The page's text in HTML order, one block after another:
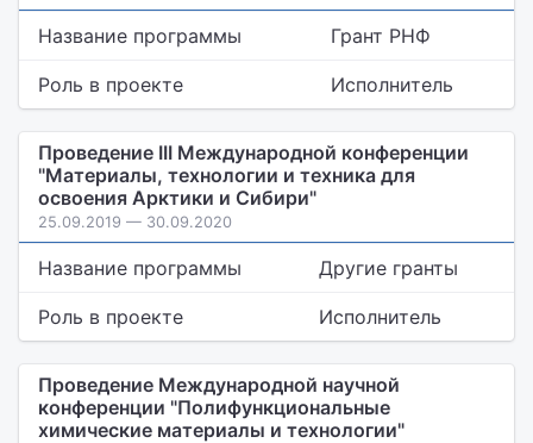
Название программы Грант РНФ
Роль в проекте Исполнитель
Проведение III Международной конференции
"Материалы, технологии и техника для
освоения Арктики и Сибири"
25.09.2019 — 30.09.2020
Название программы Другие гранты
Роль в проекте Исполнитель
Проведение Международной научной
конференции "Полифункциональные
химические материалы и технологии"